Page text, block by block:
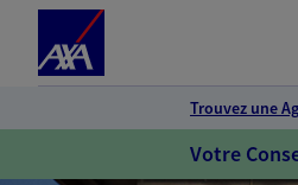
Trouvez une
Votre